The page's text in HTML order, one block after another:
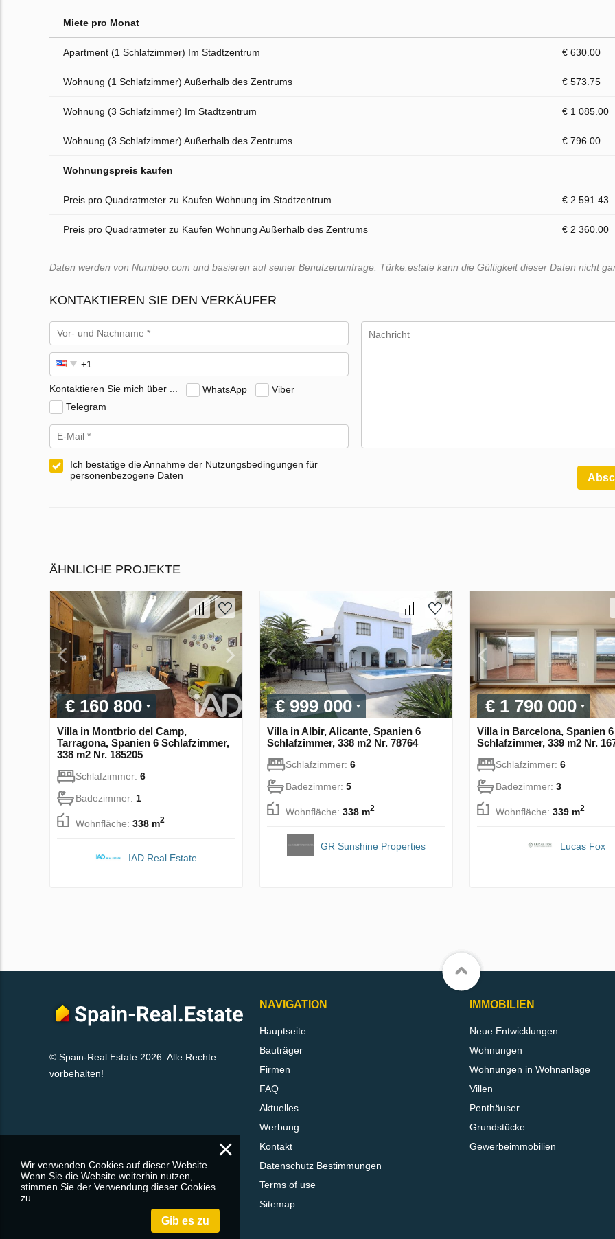
Miete pro Monat
Apartment (1 Schlafzimmer) Im Stadtzentrum € 630.00
Wohnung (1 Schlafzimmer) Außerhalb des Zentrums € 573.75
Wohnung (3 Schlafzimmer) Im Stadtzentrum € 1 085.00
Wohnung (3 Schlafzimmer) Außerhalb des Zentrums € 796.00
Wohnungspreis kaufen
Preis pro Quadratmeter zu Kaufen Wohnung im Stadtzentrum € 2 591.43
Preis pro Quadratmeter zu Kaufen Wohnung Außerhalb des Zentrums € 2 360.00
Daten werden von Numbeo.com und basieren auf seiner Benutzerumfrage. Türke.estate kann die Gültigkeit dieser Daten nicht
KONTAKTIEREN SIE DEN VERKÄUFER
Kontaktieren Sie mich über ... WhatsApp
Viber
Telegram
Ich bestätige die Annahme der Nutzungsbedingungen für
personenbezogene Daten
ÄHNLICHE PROJEKTE
€ 160 800
Villa in Montbrio del Camp,
Tarragona, Spanien 6 Schlafzimmer,
338 m2 Nr. 185205
Schlafzimmer: 6
Badezimmer: 1
Wohnfläche: 338 m2
IAD Real Estate
€ 999 000
Villa in Albir, Alicante, Spanien 6
Schlafzimmer, 338 m2 Nr. 78764
Schlafzimmer: 6
Badezimmer: 5
Wohnfläche: 338 m2
GR Sunshine Properties
€ 1 790 000
Villa in Barcelona, Spanien 6
Schlafzimmer, 339 m2 Nr.
Schlafzimmer: 6
Badezimmer: 3
Wohnfläche: 339 m2
Lucas Fox
© Spain-Real.Estate 2026. Alle Rechte
vorbehalten!
NAVIGATION
Hauptseite
Bauträger
Firmen
FAQ
Aktuelles
Werbung
Kontakt
Datenschutz Bestimmungen
Terms of use
Sitemap
IMMOBILIEN
Neue Entwicklungen
Wohnungen
Wohnungen in Wohnanlage
Villen
Penthäuser
Grundstücke
Gewerbeimmobilien
×
Wir verwenden Cookies auf dieser Website.
Wenn Sie die Website weiterhin nutzen,
stimmen Sie der Verwendung dieser Cookies
zu.
Gib es zu